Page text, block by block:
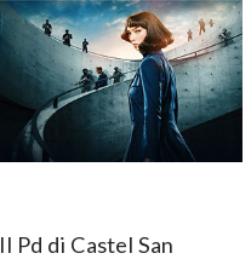
Il Pd di Castel San